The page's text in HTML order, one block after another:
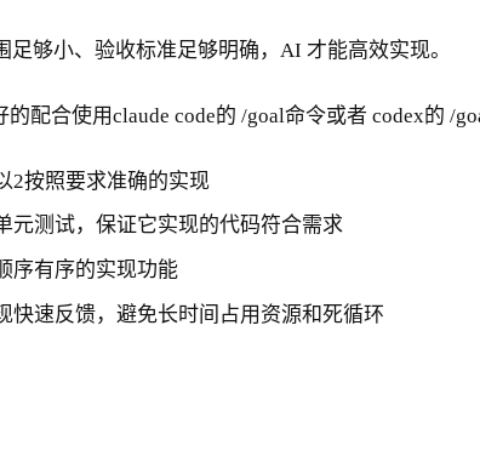
够小、验收标准足够明确，AI 才能高效实现。
配合使用claude code的 /goal命令或者 codex的 /
2按照要求准确的实现
元测试，保证它实现的代码符合需求
序有序的实现功能
快速反馈，避免长时间占用资源和死循环